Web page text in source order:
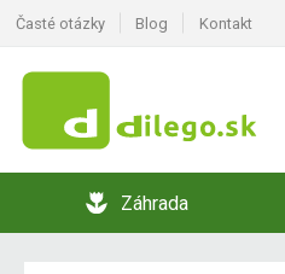
Časté otázky Blog Kontakt
Záhrada